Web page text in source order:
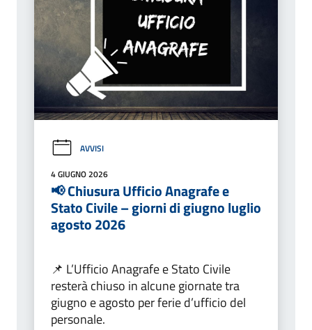
AVVISI
4 GIUGNO 2026
📢 Chiusura Ufficio Anagrafe e
Stato Civile – giorni di giugno luglio
agosto 2026
📌 L’Ufficio Anagrafe e Stato Civile
resterà chiuso in alcune giornate tra
giugno e agosto per ferie d’ufficio del
personale.